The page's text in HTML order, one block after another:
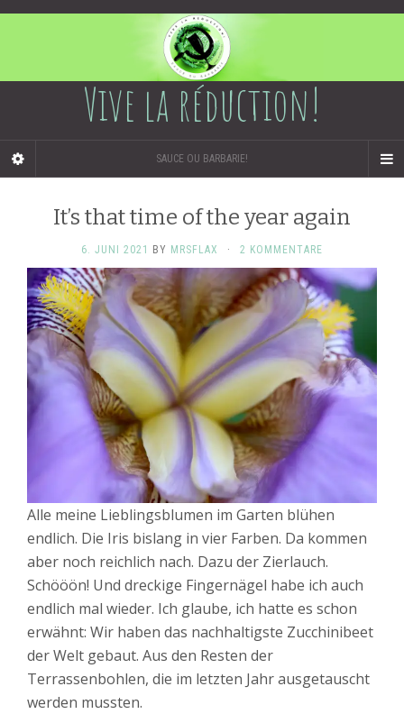
Vive la réduction!
SAUCE OU BARBARIE!
It’s that time of the year again
6. JUNI 2021 BY MRSFLAX · 2 KOMMENTARE
Alle meine Lieblingsblumen im Garten blühen
endlich. Die Iris bislang in vier Farben. Da kommen
aber noch reichlich nach. Dazu der Zierlauch.
Schööön! Und dreckige Fingernägel habe ich auch
endlich mal wieder. Ich glaube, ich hatte es schon
erwähnt: Wir haben das nachhaltigste Zucchinibeet
der Welt gebaut. Aus den Resten der
Terrassenbohlen, die im letzten Jahr ausgetauscht
werden mussten.